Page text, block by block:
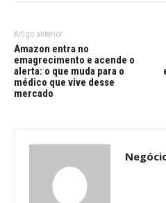
Artigo anterior
Amazon entra no
emagrecimento e acende o
alerta: o que muda para o
médico que vive desse
mercado